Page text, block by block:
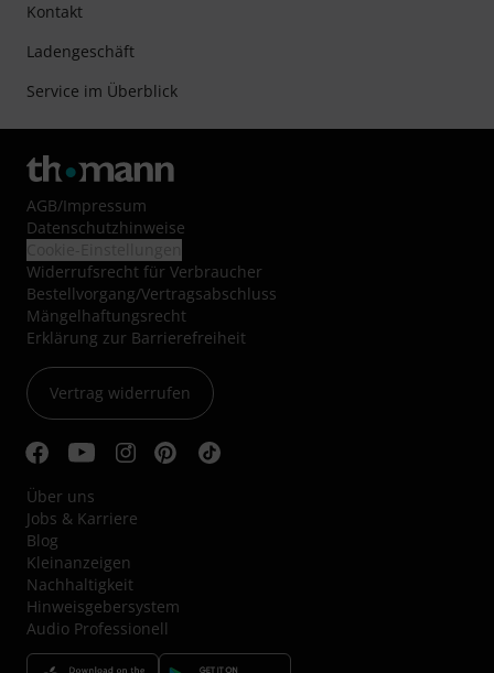
Kontakt
Ladengeschäft
Service im Überblick
AGB/Impressum
Datenschutzhinweise
Widerrufsrecht für Verbraucher
Bestellvorgang/Vertragsabschluss
Mängelhaftungsrecht
Erklärung zur Barrierefreiheit
Vertrag widerrufen
Über uns
Jobs & Karriere
Blog
Kleinanzeigen
Nachhaltigkeit
Hinweisgebersystem
Audio Professionell